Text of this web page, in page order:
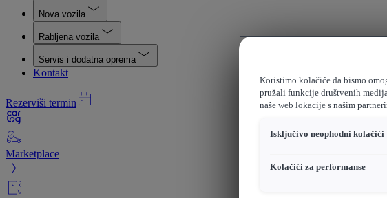
Nova vozila
Rabljena vozila
Servis i dodatna oprema
Kontakt
Rezerviši termin
Marketplace
Koristimo kolačiće da bismo
pružali funkcije društvenih
naše web lokacije s našim
Isključivo neophodni kolačići
Kolačići za performanse